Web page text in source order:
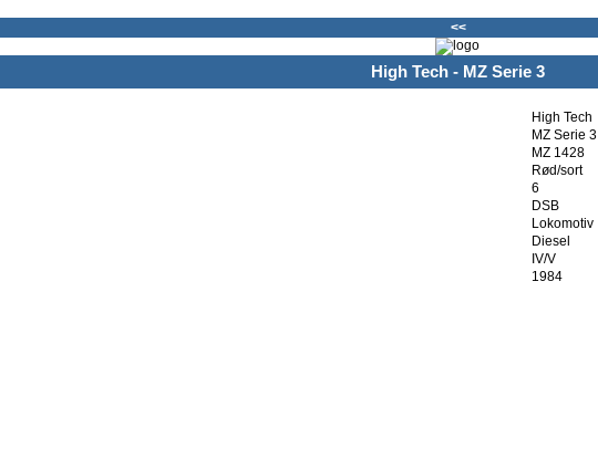
<<
High Tech - MZ Serie 3
High Tech
MZ Serie 3
MZ 1428
Rød/sort
6
DSB
Lokomotiv
Diesel
IV/V
1984